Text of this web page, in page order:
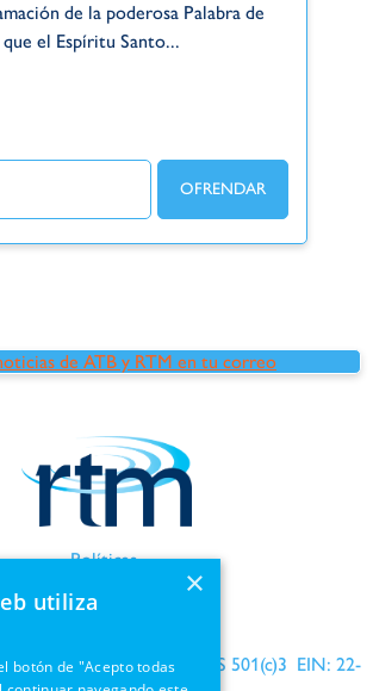
de la poderosa Palabra de
el Espíritu Santo...
de ATB y RTM en tu correo
Políticas
Términos de uso
Información de GDPR
reconocida por el IRS 501(c)3 EIN: 22-
×
utiliza
botón de "Acepto todas